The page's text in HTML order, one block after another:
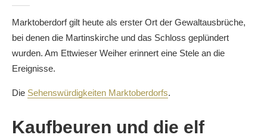
Marktoberdorf gilt heute als erster Ort der Gewaltausbrüche,
bei denen die Martinskirche und das Schloss geplündert
wurden. Am Ettwieser Weiher erinnert eine Stele an die
Ereignisse.
Die Sehenswürdigkeiten Marktoberdorfs.
Kaufbeuren und die elf